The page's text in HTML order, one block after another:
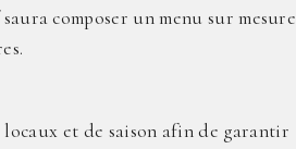
composer un menu sur mesure
et de saison afin de garantir